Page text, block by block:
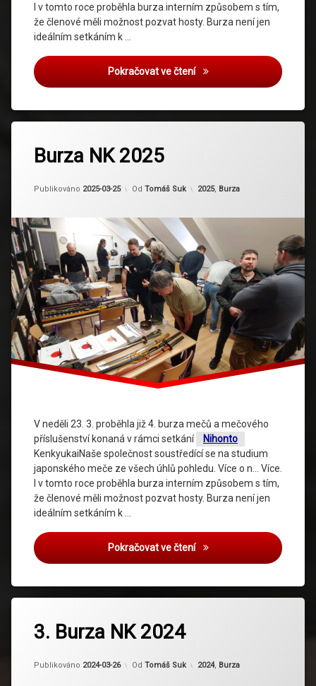
I v tomto roce proběhla burza interním způsobem s tím,
že členové měli možnost pozvat hosty. Burza není jen
ideálním setkáním k …
Pokračovat ve čteníBurza NK 2026
Burza NK 2025
Publikováno 2025-03-25
Aktualizováno 2025-03-28
Od Tomáš Suk Kategorie:
2025, Burza
V neděli 23. 3. proběhla již 4. burza mečů a mečového
příslušenství konaná v rámci setkání
Nihonto
KenkyukaiNaše společnost soustředící se na studium
japonského meče ze všech úhlů pohledu. Více o n… Více.
I v tomto roce proběhla burza interním způsobem s tím,
že členové měli možnost pozvat hosty. Burza není jen
ideálním setkáním k …
Pokračovat ve čteníBurza NK 2025
3. Burza NK 2024
Publikováno 2024-03-26
Aktualizováno 2024-03-26
Od Tomáš Suk Kategorie:
2024, Burza